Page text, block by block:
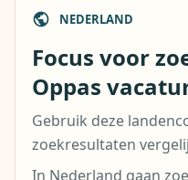
NEDERLAND
Focus voor
Oppas
Gebruik deze
zoekresultaten
In Nederland gaan